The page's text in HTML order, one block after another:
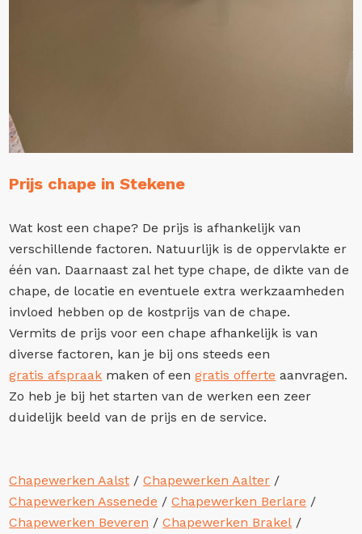
Prijs chape in Stekene
Wat kost een chape? De prijs is afhankelijk van
verschillende factoren. Natuurlijk is de oppervlakte er
één van. Daarnaast zal het type chape, de dikte van de
chape, de locatie en eventuele extra werkzaamheden
invloed hebben op de kostprijs van de chape.
Vermits de prijs voor een chape afhankelijk is van
diverse factoren, kan je bij ons steeds een
gratis afspraak maken of eengratis offerte aanvragen.
Zo heb je bij het starten van de werken een zeer
duidelijk beeld van de prijs en de service.
Chapewerken Aalst /Chapewerken Aalter /
Chapewerken Assenede /Chapewerken Berlare /
Chapewerken Beveren /Chapewerken Brakel /